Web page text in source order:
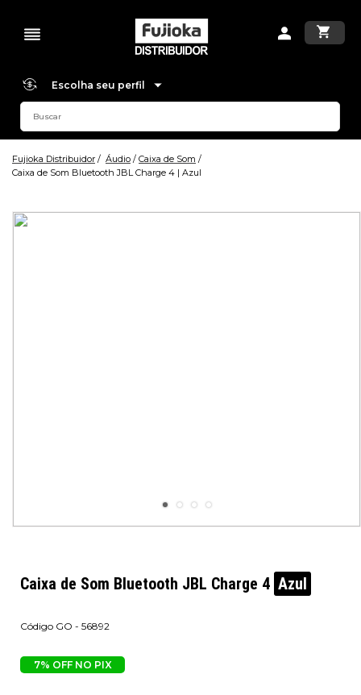
Escolha seu perfil
Fujioka Distribuidor Áudio
Caixa de Som
Caixa de Som Bluetooth JBL Charge 4 | Azul
Caixa de Som Bluetooth JBL Charge 4 Azul
GO - 56892
7% OFF NO PIX